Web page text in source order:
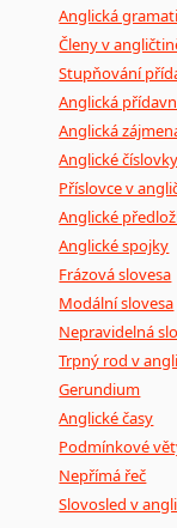
Anglická
Členy v
Stupňování
Anglická
Anglická
Anglické číslovky
Příslovce v
Anglické
Anglické spojky
Frázová slovesa
Modální slovesa
Nepravidelná
Trpný rod v
Gerundium
Anglické časy
Podmínkové
Nepřímá řeč
Slovosled v